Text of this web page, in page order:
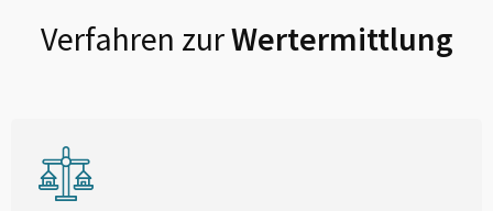
Verfahren zurWertermittlung